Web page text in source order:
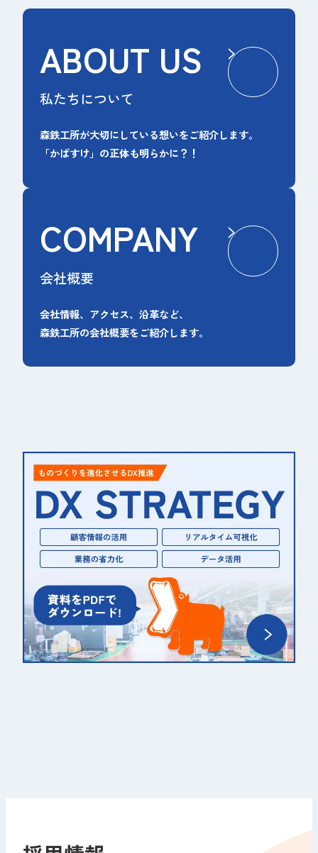
ABOUT US
私たちについて
森鉄工所が大切にしている想いをご紹介します。
「かばすけ」の正体も明らかに？！
COMPANY
会社概要
会社情報、アクセス、沿革など、
森鉄工所の会社概要をご紹介します。